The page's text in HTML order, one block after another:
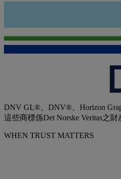
DNV GL®、DNV®、Horizon
這些商標係Det Norske Veritas之財
WHEN TRUST MATTERS